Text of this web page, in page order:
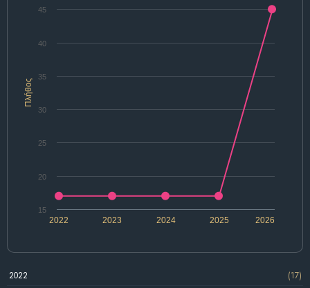
Πλήθος
2025
2022 2023 2024 2026
15
20
25
30
35
40
45
2022
(17)